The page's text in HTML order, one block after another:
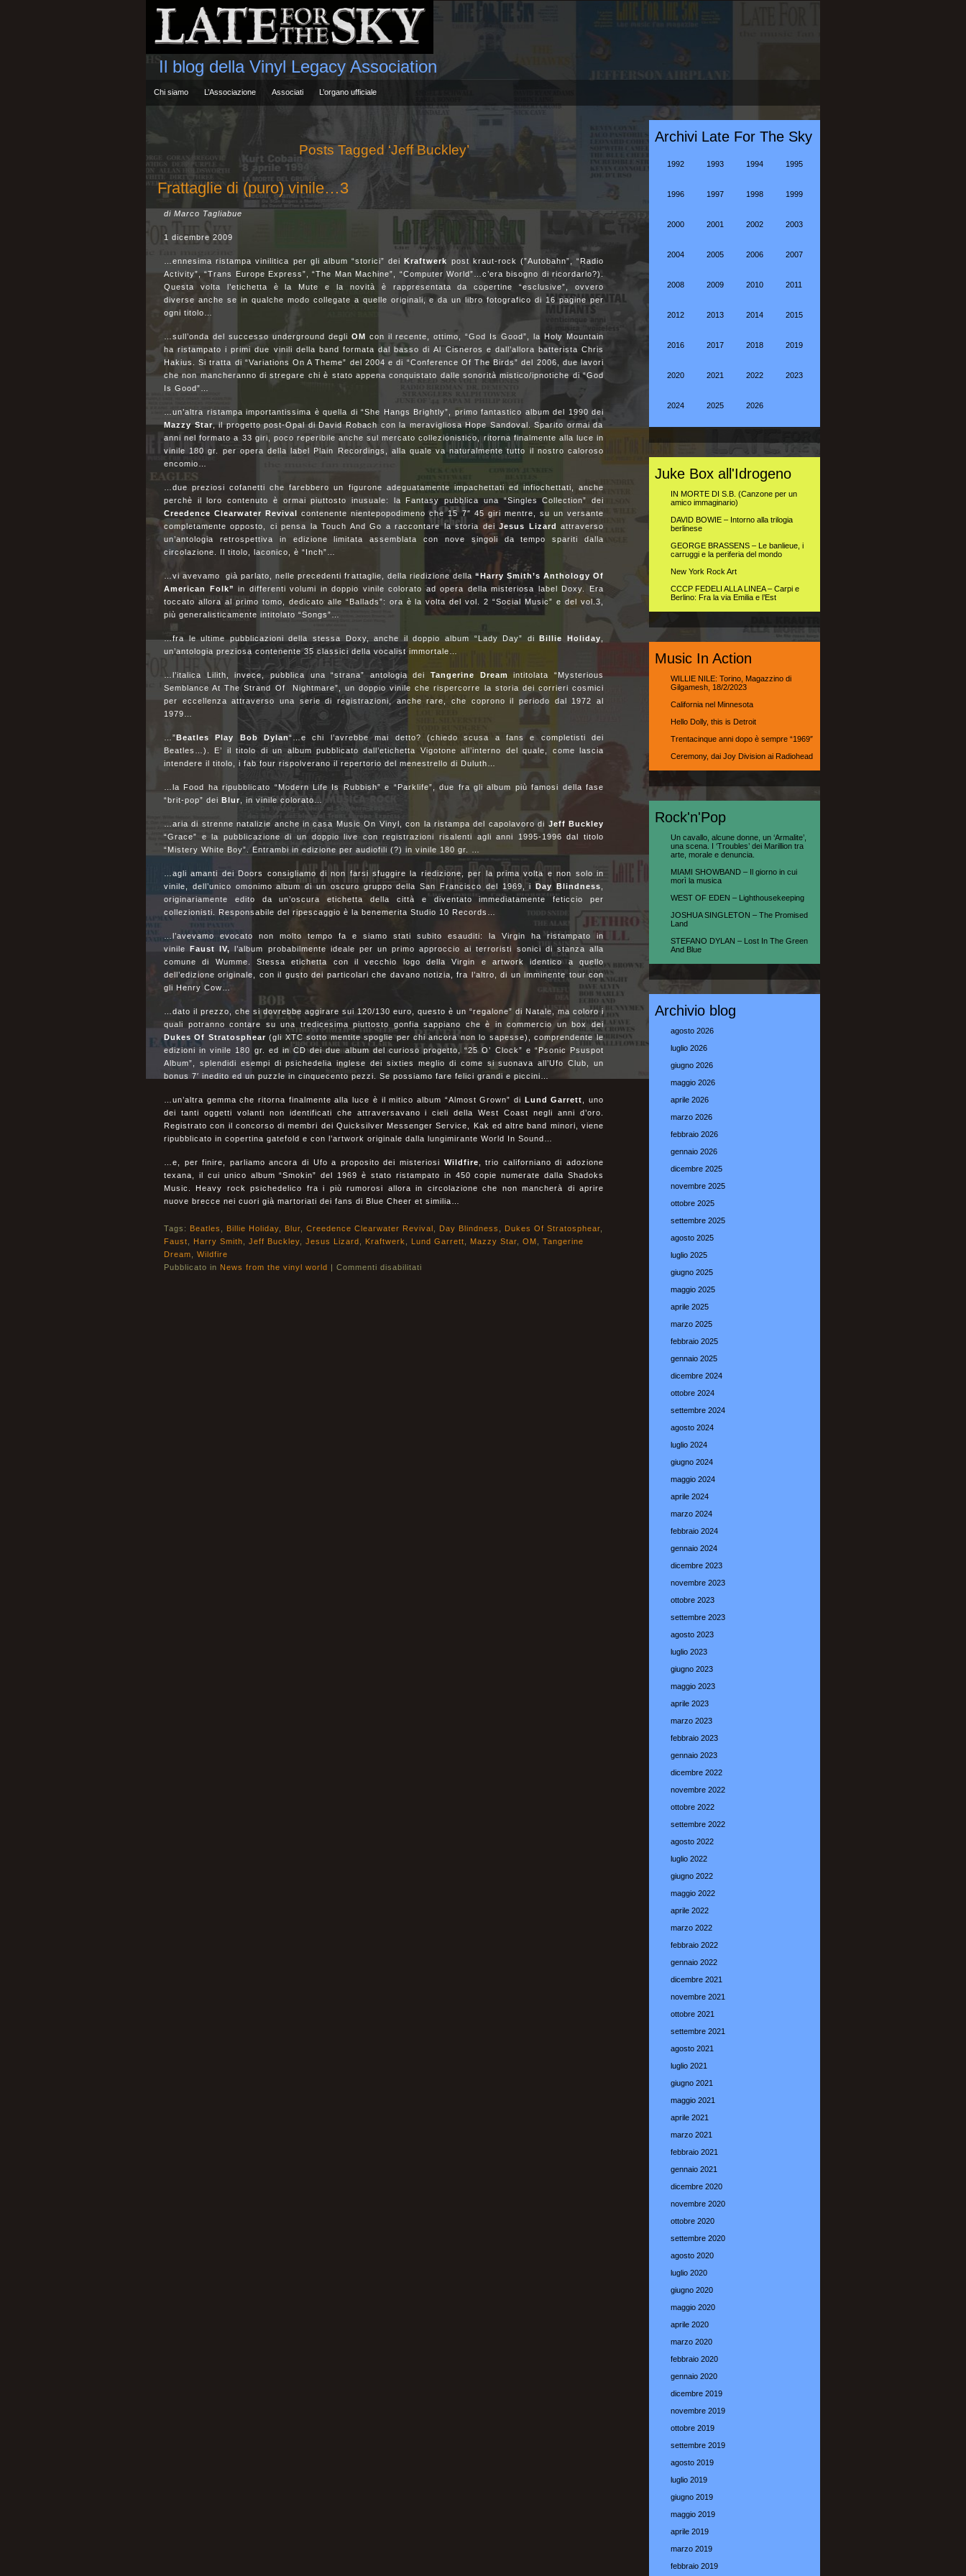
Il blog della Vinyl Legacy Association
Chi siamo L’Associazione Associati L’organo ufficiale
Posts Tagged ‘Jeff Buckley’
Frattaglie di (puro) vinile…3
di Marco Tagliabue
1 dicembre 2009
…ennesima ristampa vinilitica per gli album “storici” deiKraftwerk post kraut-rock (”Autobahn”, “Radio
Activity”, “Trans Europe Express”, “The Man Machine”, “Computer World”…c’era bisogno di ricordarlo?).
Questa volta l’etichetta è la Mute e la novità è rappresentata da copertine “esclusive”, ovvero
diverse anche se in qualche modo collegate a quelle originali, e da un libro fotografico di 16 pagine per
ogni titolo…
…sull’onda del successo underground degli OM con il recente, ottimo, “God Is Good”, la Holy Mountain
ha ristampato i primi due vinili della band formata dal basso di Al Cisneros e dall’allora batterista Chris
Hakius. Si tratta di “Variations On A Theme” del 2004 e di “Conference Of The Birds” del 2006, due lavori
che non mancheranno di stregare chi è stato appena conquistato dalle sonorità mistico/ipnotiche di “God
Is Good”…
…un’altra ristampa importantissima è quella di “She Hangs Brightly”, primo fantastico album del 1990 dei
Mazzy Star, il progetto post-Opal di David Robach con la meravigliosa Hope Sandoval. Sparito ormai da
anni nel formato a 33 giri, poco reperibile anche sul mercato collezionistico, ritorna finalmente alla luce in
vinile 180 gr. per opera della label Plain Recordings, alla quale va naturalmente tutto il nostro caloroso
encomio…
…due preziosi cofanetti che farebbero un figurone adeguatamente impachettati ed infiochettati, anche
perchè il loro contenuto è ormai piuttosto inusuale: la Fantasy pubblica una “Singles Collection” dei
Creedence Clearwater Revival contenente nientepopodimeno che 15 7″ 45 giri mentre, su un versante
completamente opposto, ci pensa la Touch And Go a raccontare la storia dei Jesus Lizard attraverso
un’antologia retrospettiva in edizione limitata assemblata con nove singoli da tempo spariti dalla
circolazione. Il titolo, laconico, è “Inch”…
…vi avevamo già parlato, nelle precedenti frattaglie, della riedizione della “Harry Smith’s Anthology Of
American Folk” in differenti volumi in doppio vinile colorato ad opera della misteriosa label Doxy. Era
toccato allora al primo tomo, dedicato alle “Ballads”: ora è la volta del vol. 2 “Social Music” e del vol.3,
più generalisticamente intitolato “Songs”…
…fra le ultime pubblicazioni della stessa Doxy, anche il doppio album “Lady Day” diBillie Holiday
un’antologia preziosa contenente 35 classici della vocalist immortale…
…l’italica Lilith, invece, pubblica una “strana” antologia dei Tangerine Dream intitolata “Mysterious
Semblance At The Strand Of Nightmare”, un doppio vinile che rispercorre la storia dei corrieri cosmici
per eccellenza attraverso una serie di registrazioni, anche rare, che coprono il periodo dal 1972 al
1979…
…”Beatles Play Bob Dylan“…e chi l’avrebbe mai detto? (chiedo scusa a fans e completisti dei
Beatles…). E’ il titolo di un album pubblicato dall’etichetta Vigotone all’interno del quale, come lascia
intendere il titolo, i fab four rispolverano il repertorio del menestrello di Duluth…
…la Food ha ripubblicato “Modern Life Is Rubbish” e “Parklife”, due fra gli album più famosi della fase
“brit-pop” dei Blur , in vinile colorato…
…aria di strenne natalizie anche in casa Music On Vinyl, con la ristampa del capolavoro di Jeff Buckley
“Grace” e la pubblicazione di un doppio live con registrazioni risalenti agli anni 1995-1996 dal titolo
“Mistery White Boy”. Entrambi in edizione per audiofili (?) in vinile 180 gr. …
…agli amanti dei Doors consigliamo di non farsi sfuggire la riedizione, per la prima volta e non solo in
vinile, dell’unico omonimo album di un oscuro gruppo della San Francisco del 1969, iDay Blindness
originariamente edito da un’oscura etichetta della città e diventato immediatamente feticcio per
collezionisti. Responsabile del ripescaggio è la benemerita Studio 10 Records…
…l’avevamo evocato non molto tempo fa e siamo stati subito esauditi: la Virgin ha ristampato in
vinileFaust IV, l’album probabilmente ideale per un primo approccio ai terroristi sonici di stanza alla
comune di Wumme. Stessa etichetta con il vecchio logo della Virgin e artwork identico a quello
dell’edizione originale, con il gusto dei particolari che davano notizia, fra l’altro, di un imminente tour con
gli Henry Cow…
…dato il prezzo, che si dovrebbe aggirare sui 120/130 euro, questo è un “regalone” di Natale, ma coloro i
quali potranno contare su una tredicesima piuttosto gonfia sappiano che è in commercio un box dei
Dukes Of Stratosphear (gli XTC sotto mentite spoglie per chi ancora non lo sapesse), comprendente le
edizioni in vinile 180 gr. ed in CD dei due album del curioso progetto, “25 O’ Clock” e “Psonic Psuspot
Album”, splendidi esempi di psichedelia inglese dei sixties meglio di come si suonava all’Ufo Club, un
bonus 7′ inedito ed un puzzle in cinquecento pezzi. Se possiamo fare felici grandi e piccini…
…un’altra gemma che ritorna finalmente alla luce è il mitico album “Almost Grown” di Lund Garrett
, uno
dei tanti oggetti volanti non identificati che attraversavano i cieli della West Coast negli anni d’oro.
Registrato con il concorso di membri dei Quicksilver Messenger Service, Kak ed altre band minori, viene
ripubblicato in copertina gatefold e con l’artwork originale dalla lungimirante World In Sound…
…e, per finire, parliamo ancora di Ufo a proposito dei misteriosi Wildfire , trio californiano di adozione
texana, il cui unico album “Smokin” del 1969 è stato ristampato in 450 copie numerate dalla Shadoks
Music. Heavy rock psichedelico fra i più rumorosi allora in circolazione che non mancherà di aprire
nuove brecce nei cuori già martoriati dei fans di Blue Cheer et similia…
Tags: Beatles Billie Holiday Blur Creedence Clearwater Revival Day Blindness Dukes Of Stratosphear
Faust
Harry Smith Jeff Buckley Jesus Lizard Kraftwerk Lund Garrett Mazzy Star OM
Tangerine
Dream
Wildfire
Pubblicato in News from the vinyl world | Commenti disabilitati
Archivi Late For The Sky
1992 1993 1994 1995
1996 1997 1998 1999
2000 2001 2002 2003
2004 2005 2006 2007
2008 2009 2010 2011
2012 2013 2014 2015
2016 2017 2018 2019
2020 2021 2022 2023
2024 2025 2026
Juke Box all'Idrogeno
IN MORTE DI S.B. (Canzone per un
amico immaginario)
DAVID BOWIE – Intorno alla trilogia
berlinese
GEORGE BRASSENS – Le banlieue, i
carruggi e la periferia del mondo
New York Rock Art
CCCP FEDELI ALLA LINEA – Carpi e
Berlino: Fra la via Emilia e l’Est
Music In Action
WILLIE NILE: Torino, Magazzino di
Gilgamesh, 18/2/2023
California nel Minnesota
Hello Dolly, this is Detroit
Trentacinque anni dopo è sempre “1969″
Ceremony, dai Joy Division ai Radiohead
Rock'n'Pop
Un cavallo, alcune donne, un ‘Armalite’,
una scena. I ‘Troubles’ dei Marillion tra
arte, morale e denuncia.
MIAMI SHOWBAND – Il giorno in cui
morì la musica
WEST OF EDEN – Lighthousekeeping
JOSHUA SINGLETON – The Promised
Land
STEFANO DYLAN – Lost In The Green
And Blue
Archivio blog
agosto 2026
luglio 2026
giugno 2026
maggio 2026
aprile 2026
marzo 2026
febbraio 2026
gennaio 2026
dicembre 2025
novembre 2025
ottobre 2025
settembre 2025
agosto 2025
luglio 2025
giugno 2025
maggio 2025
aprile 2025
marzo 2025
febbraio 2025
gennaio 2025
dicembre 2024
ottobre 2024
settembre 2024
agosto 2024
luglio 2024
giugno 2024
maggio 2024
aprile 2024
marzo 2024
febbraio 2024
gennaio 2024
dicembre 2023
novembre 2023
ottobre 2023
settembre 2023
agosto 2023
luglio 2023
giugno 2023
maggio 2023
aprile 2023
marzo 2023
febbraio 2023
gennaio 2023
dicembre 2022
novembre 2022
ottobre 2022
settembre 2022
agosto 2022
luglio 2022
giugno 2022
maggio 2022
aprile 2022
marzo 2022
febbraio 2022
gennaio 2022
dicembre 2021
novembre 2021
ottobre 2021
settembre 2021
agosto 2021
luglio 2021
giugno 2021
maggio 2021
aprile 2021
marzo 2021
febbraio 2021
gennaio 2021
dicembre 2020
novembre 2020
ottobre 2020
settembre 2020
agosto 2020
luglio 2020
giugno 2020
maggio 2020
aprile 2020
marzo 2020
febbraio 2020
gennaio 2020
dicembre 2019
novembre 2019
ottobre 2019
settembre 2019
agosto 2019
luglio 2019
giugno 2019
maggio 2019
aprile 2019
marzo 2019
febbraio 2019